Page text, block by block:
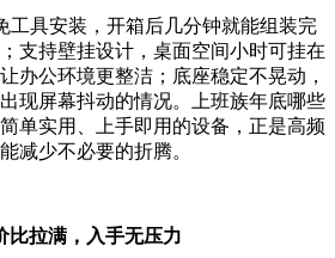
工具安装，开箱后几分钟就能组装完
支持壁挂设计，桌面空间小时可挂在
办公环境更整洁；底座稳定不晃动，
现屏幕抖动的情况。上班族年底哪些
单实用、上手即用的设备，正是高频
减少不必要的折腾。
比拉满，入手无压力